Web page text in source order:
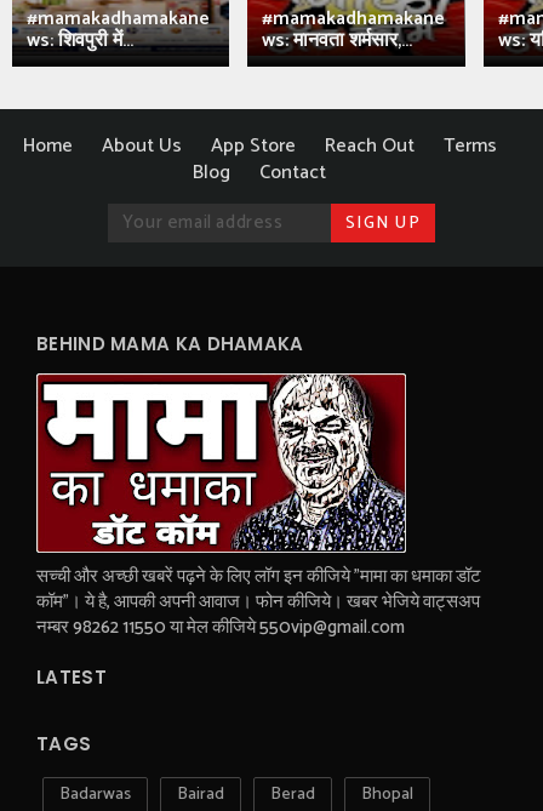
#mamakadhamakane
ws: शिवपुरी में...
#mamakadhamakane
ws: मानवता शर्मसार,... ws:
Home About Us App Store Reach Out
Terms
Blog
Contact
BEHIND MAMA KA DHAMAKA
सच्ची और अच्छी खबरें पढ़ने के लिए लॉग इन कीजिये "मामा का धमाका डॉट
कॉम"। ये है, आपकी अपनी आवाज। फोन कीजिये। खबर भेजिये वाट्सअप
नम्बर 98262 11550 या मेल कीजिये 550vip@gmail.com
LATEST
TAGS
Badarwas Bairad Berad
Bhopal